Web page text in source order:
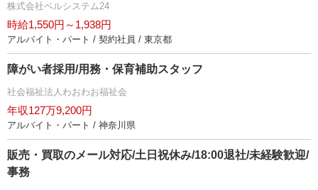
株式会社ベルシステム24
時給1,550円～1,938円
アルバイト・パート / 契約社員 / 東京都
障がい者採用/用務・保育補助スタッフ
社会福祉法人わおわお福祉会
年収127万9,200円
アルバイト・パート / 神奈川県
販売・買取のメール対応/土日祝休み/18:00退社/未経験歓迎/
事務